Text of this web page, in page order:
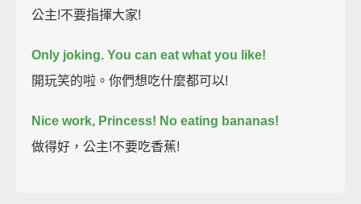
公主!不要指揮大家!
Only joking. You can eat what you like!
開玩笑的啦。你們想吃什麼都可以!
Nice work, Princess! No eating bananas!
做得好，公主!不要吃香蕉!